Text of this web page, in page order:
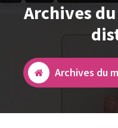
Archives
Archives du